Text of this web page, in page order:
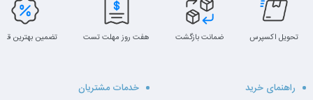
سری EliteBook همیشه با طراحی مینیمال، کیفیت ساخت بالا و
تحویل اکسپرس ضمانت بازگشت هفت روز مهلت تست تضمین بهترین
راهنمای خرید خدمات مشتریان